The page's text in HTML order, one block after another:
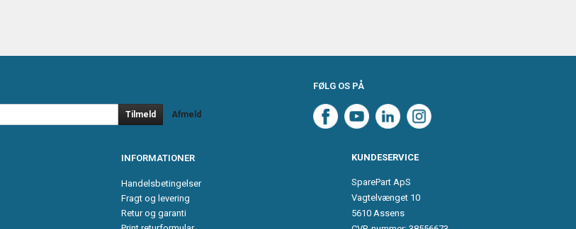
Tilmeld Afmeld
FØLG OS PÅ
INFORMATIONER
Handelsbetingelser
Fragt og levering
Retur og garanti
KUNDESERVICE
SparePart ApS
Vagtelvænget 10
5610 Assens